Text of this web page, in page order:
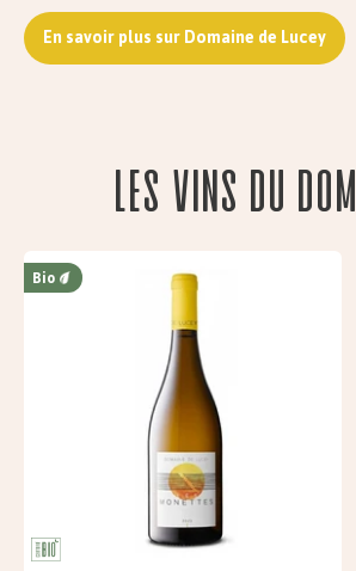
En savoir plus sur Domaine de Lucey
Les vins du
Bio